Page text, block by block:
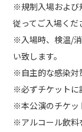
※規制入場および
従ってご入場くだ
※入場時、検温/
い致します。
※自主的な感染対
※必ずチケットに
※本公演のチケッ
※アルコール飲料